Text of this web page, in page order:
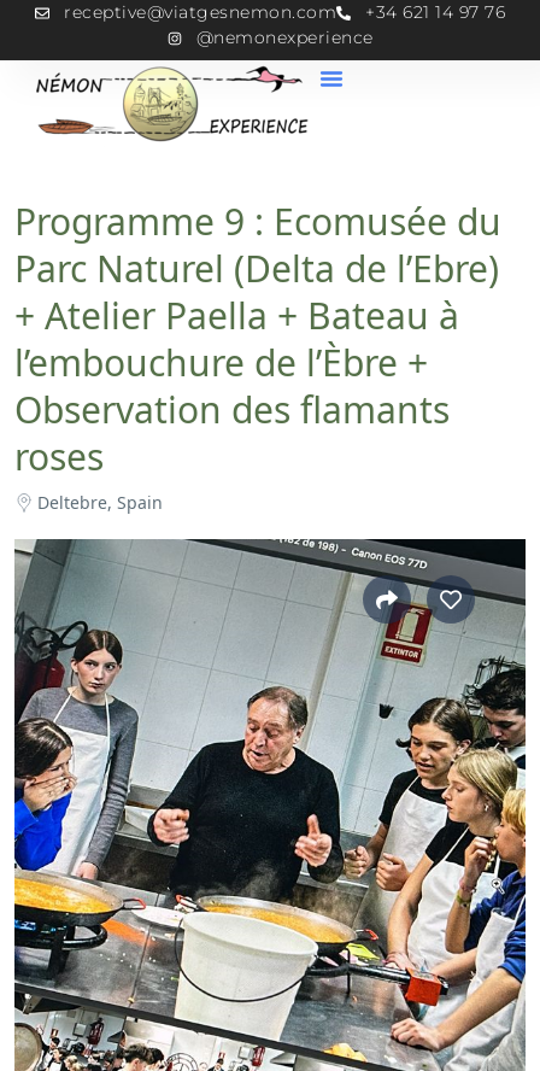
receptive@viatgesnemon.com
+34 621 14 97 76
@nemonexperience
Programme 9 : Ecomusée du
Parc Naturel (Delta de l’Ebre)
+ Atelier Paella + Bateau à
l’embouchure de l’Èbre +
Observation des flamants
roses
Deltebre, Spain